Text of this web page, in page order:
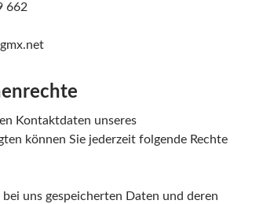
662
Kontaktdaten unseres
können Sie jederzeit folgende Rechte
uns gespeicherten Daten und deren